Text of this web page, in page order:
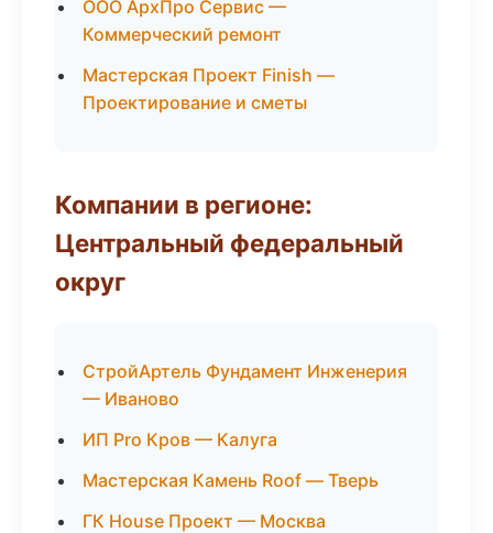
ООО АрхПро Сервис —
Коммерческий ремонт
Мастерская Проект Finish —
Проектирование и сметы
Компании в регионе:
Центральный федеральный
округ
СтройАртель Фундамент Инженерия
— Иваново
ИП Pro Кров — Калуга
Мастерская Камень Roof — Тверь
ГК House Проект — Москва